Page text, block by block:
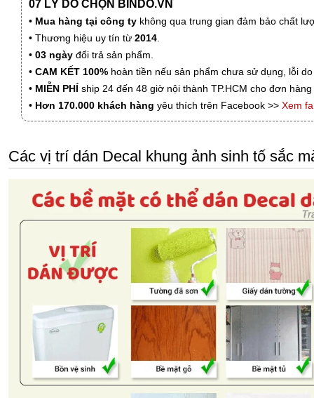
07 LÝ DO CHỌN BINDO.VN
• Mua hàng tại công ty không qua trung gian đảm bảo chất
• Thương hiệu uy tín từ 2014.
• 03 ngày đổi trả sản phẩm.
• CAM KẾT 100% hoàn tiền nếu sản phẩm chưa sử dụng, lỗi
• MIỄN PHÍ ship 24 đến 48 giờ nội thành TP.HCM cho đơn
• Hơn 170.000 khách hàng yêu thích trên Facebook >> Xem
Các vị trí dán Decal khung ảnh sinh tố sắc